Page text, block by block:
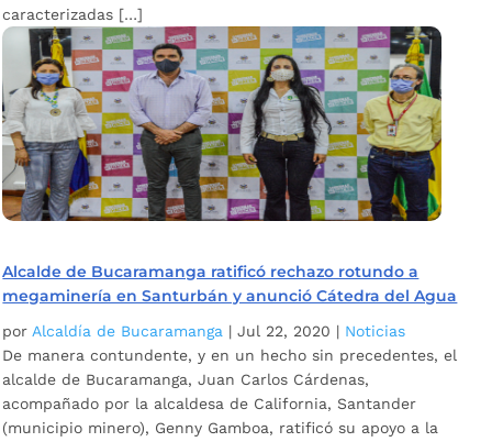
caracterizadas […]
Alcalde de Bucaramanga ratificó rechazo rotundo a
megaminería en Santurbán y anunció Cátedra del Agua
por Alcaldía de Bucaramanga |Jul 22, 2020 | Noticias
De manera contundente, y en un hecho sin precedentes, el
alcalde de Bucaramanga, Juan Carlos Cárdenas,
acompañado por la alcaldesa de California, Santander
(municipio minero), Genny Gamboa, ratificó su apoyo a la